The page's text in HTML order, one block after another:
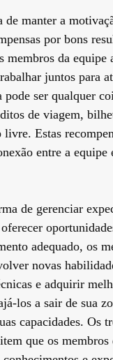
de manter a
por bons
membros da equipe
juntos para
pode ser qualquer
de viagem,
livre. Estas
entre a equipe
de gerenciar
adequado, os
novas
e adquirir
los a sair de sua
capacidades. Os
que os membros